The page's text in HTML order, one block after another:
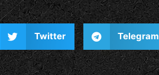
Twitter Telegram